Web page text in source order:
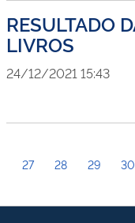
RESULTADO
LIVROS
24/12/2021 15:43
27 28 29 30